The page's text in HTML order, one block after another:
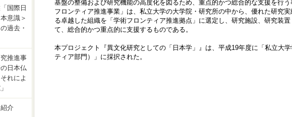
基盤の整備および研究機能の高度化を図るため、重点的かつ総合的な支援を行
フロンティア推進事業」は、私立大学の大学院・研究所の中から、優れた研究
る卓越した組織を「学術フロンティア推進拠点」に選定し、研究施設、研究装
て、総合的かつ重点的に支援するものである。
本プロジェクト『異文化研究としての「日本学」』は、平成19年度に「私立大
ティア部門）」に採択された。
国際日
意識＞
過去・
推進事
日本仏
れによ
介